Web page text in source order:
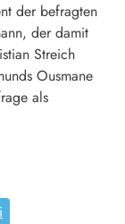
der befragten
der damit
Streich
Ousmane
als